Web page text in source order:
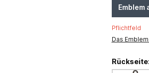
Emblem
Pflichtfeld
Das
Rückseite: